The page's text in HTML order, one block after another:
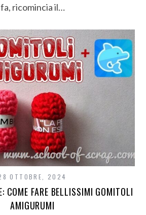
fa, ricomincia il…
OTTOBRE, 2024
COME FARE BELLISSIMI GOMITOLI
AMIGURUMI